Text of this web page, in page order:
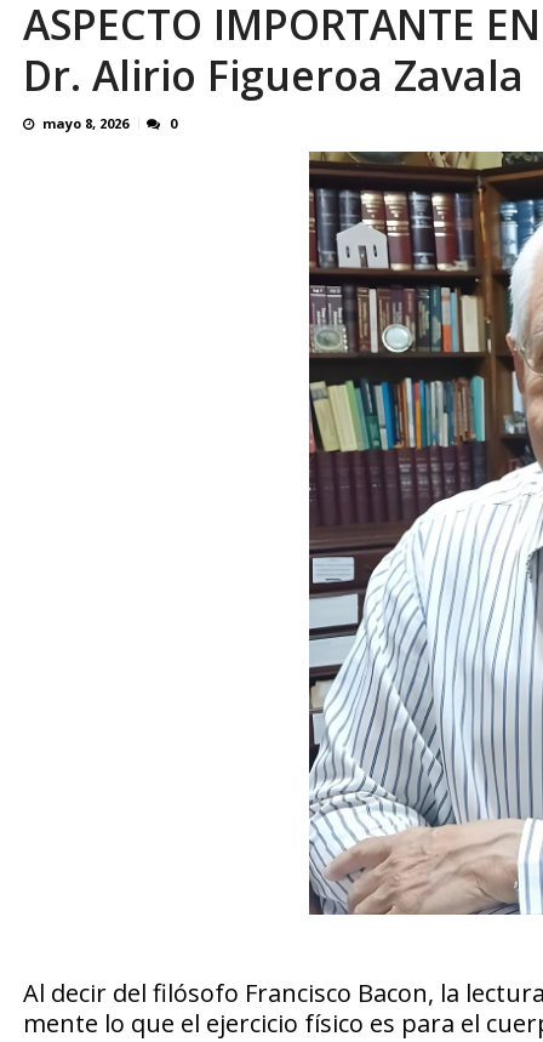
OVP denunció 15 años de violación
ASPECTO IMPORTANTE
Dr. Alirio Figueroa Zavala
mayo 8, 2026 0
Al decir del filósofo Francisco Bacon, la
mente lo que el ejercicio físico es para el